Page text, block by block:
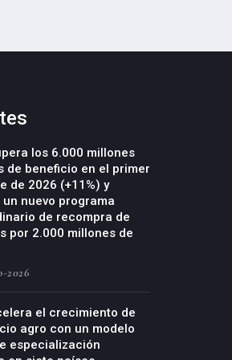
los 6.000 millones
de beneficio en el primer
de 2026 (+11%) y
nuevo programa
de recompra de
por 2.000 millones de
2026
el crecimiento de
agro con un modelo
especialización